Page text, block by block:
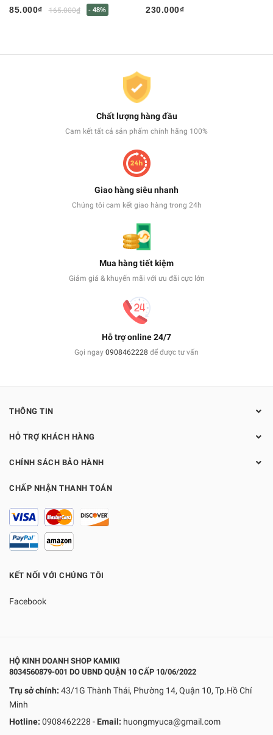
85.000₫
165.000₫ - 48%
230.000₫
Chất lượng hàng đầu
Cam kết tất cả sản phẩm chính hãng 100%
Giao hàng siêu nhanh
Chúng tôi cam kết giao hàng trong 24h
Mua hàng tiết kiệm
Giảm giá & khuyến mãi với ưu đãi cực lớn
Hỗ trợ online 24/7
Gọi ngay 0908462228 để được tư vấn
THÔNG TIN
HỖ TRỢ KHÁCH HÀNG
CHÍNH SÁCH BẢO HÀNH
CHẤP NHẬN THANH TOÁN
KẾT NỐI VỚI CHÚNG TÔI
Facebook
HỘ KINH DOANH SHOP KAMIKI
8034560879-001 DO UBND QUẬN 10 CẤP 10/06/2022
Trụ sở chính: 43/1G Thành Thái, Phường 14, Quận 10, Tp.Hồ Chí
Minh
Hotline: 0908462228 - Email: huongmyuca@gmail.com